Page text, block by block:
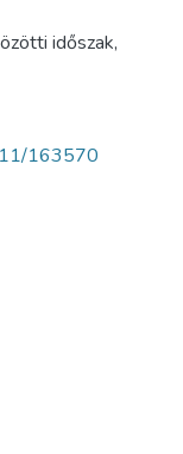
időszak,
163570